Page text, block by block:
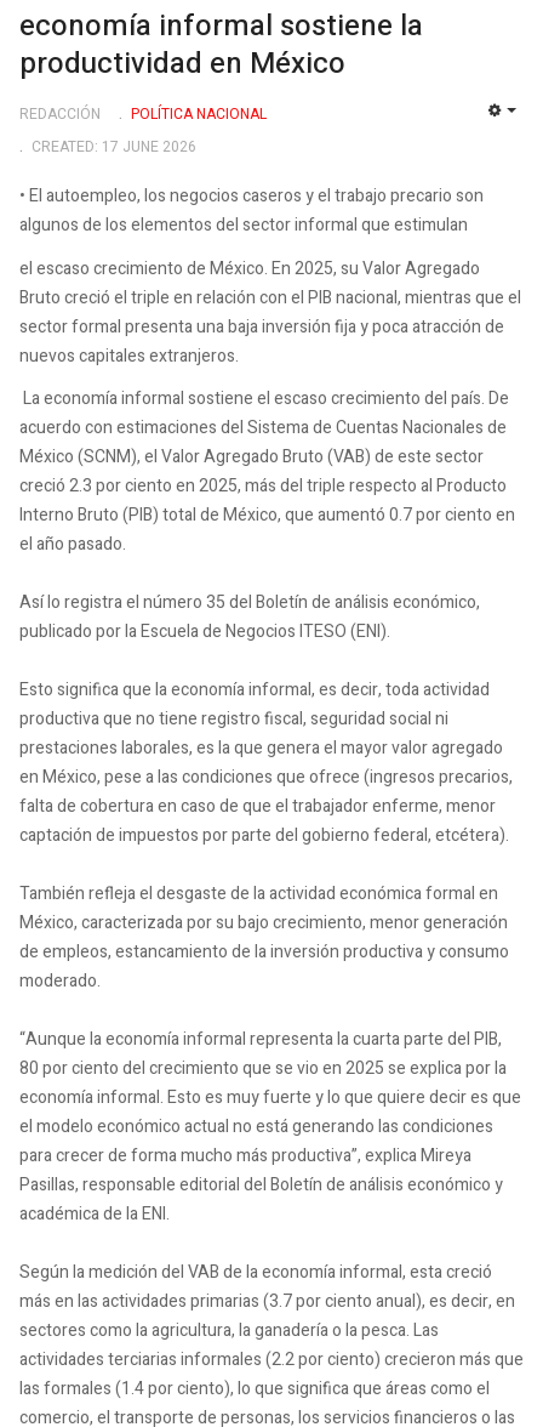
economía informal sostiene la
productividad en México
REDACCIÓN
POLÍ­TICA NACIONAL
CREATED: 17 JUNE 2026
• El autoempleo, los negocios caseros y el trabajo precario son
algunos de los elementos del sector informal que estimulan
el escaso crecimiento de México. En 2025, su Valor Agregado
Bruto creció el triple en relación con el PIB nacional, mientras que el
sector formal presenta una baja inversión fija y poca atracción de
nuevos capitales extranjeros.
La economía informal sostiene el escaso crecimiento del país. De
acuerdo con estimaciones del Sistema de Cuentas Nacionales de
México (SCNM), el Valor Agregado Bruto (VAB) de este sector
creció 2.3 por ciento en 2025, más del triple respecto al Producto
Interno Bruto (PIB) total de México, que aumentó 0.7 por ciento en
el año pasado.
Así lo registra el número 35 del Boletín de análisis económico,
publicado por la Escuela de Negocios ITESO (ENI).
Esto significa que la economía informal, es decir, toda actividad
productiva que no tiene registro fiscal, seguridad social ni
prestaciones laborales, es la que genera el mayor valor agregado
en México, pese a las condiciones que ofrece (ingresos precarios,
falta de cobertura en caso de que el trabajador enferme, menor
captación de impuestos por parte del gobierno federal, etcétera).
También refleja el desgaste de la actividad económica formal en
México, caracterizada por su bajo crecimiento, menor generación
de empleos, estancamiento de la inversión productiva y consumo
moderado.
“Aunque la economía informal representa la cuarta parte del PIB,
80 por ciento del crecimiento que se vio en 2025 se explica por la
economía informal. Esto es muy fuerte y lo que quiere decir es que
el modelo económico actual no está generando las condiciones
para crecer de forma mucho más productiva”, explica Mireya
Pasillas, responsable editorial del Boletín de análisis económico y
académica de la ENI.
Según la medición del VAB de la economía informal, esta creció
más en las actividades primarias (3.7 por ciento anual), es decir, en
sectores como la agricultura, la ganadería o la pesca. Las
actividades terciarias informales (2.2 por ciento) crecieron más que
las formales (1.4 por ciento), lo que significa que áreas como el
comercio, el transporte de personas, los servicios financieros o las